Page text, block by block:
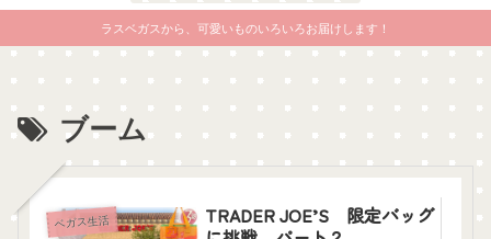
ラスベガスから、可愛いものいろいろお届けします！
ブーム
ベガス生活
TRADER JOE’S 限定バッグ